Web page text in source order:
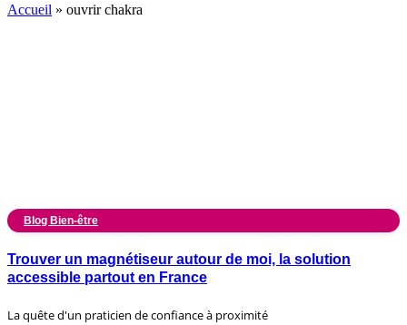
Accueil » ouvrir chakra
Blog Bien-être
Trouver un magnétiseur autour de moi, la solution
accessible partout en France
La quête d'un praticien de confiance à proximité